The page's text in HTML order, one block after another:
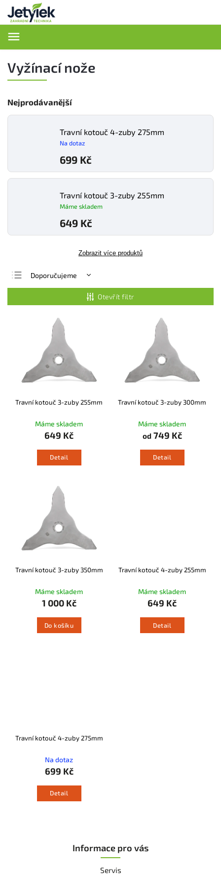
Vyžínací nože
Nejprodávanější
Travní kotouč 4-zuby 275mm
Na dotaz
699 Kč
Travní kotouč 3-zuby 255mm
Máme skladem
649 Kč
Zobrazit více produktů
Doporučujeme
Nejdražší
Nejprodávanější
Abecedně
Otevřít filtr
Travní kotouč 3-zuby 255mm
Máme skladem
649 Kč
Detail
Travní kotouč 3-zuby 300mm
Máme skladem
od749 Kč
Detail
Travní kotouč 3-zuby 350mm
Máme skladem
1 000 Kč
Do košíku
Travní kotouč 4-zuby 255mm
Máme skladem
649 Kč
Detail
Travní kotouč 4-zuby 275mm
Na dotaz
699 Kč
Detail
Informace pro vás
Servis